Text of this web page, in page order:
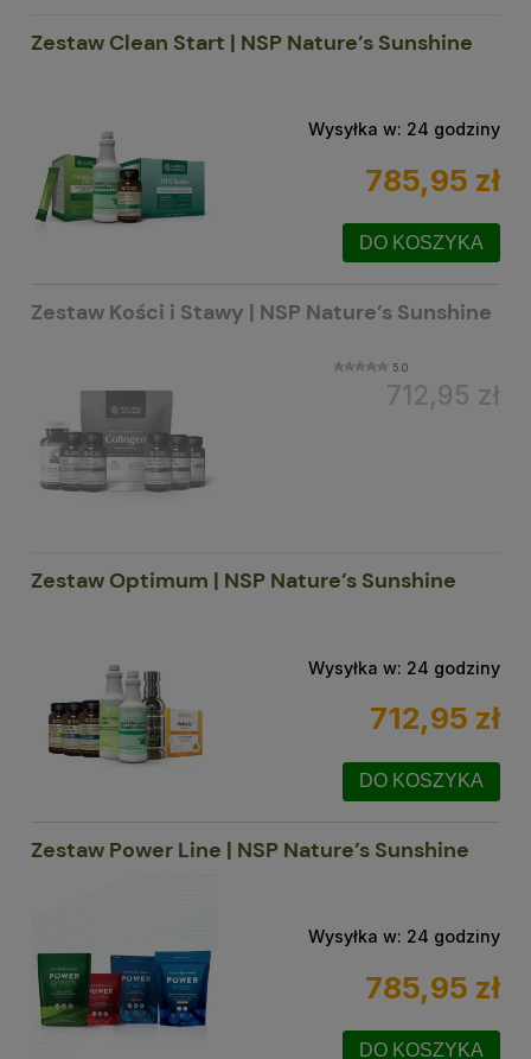
Zestaw Clean Start | NSP Nature’s Sunshine
Wysyłka w: 24 godziny
785,95 zł
DO KOSZYKA
Zestaw Kości i Stawy | NSP Nature’s Sunshine
5.0
712,95 zł
Zestaw Optimum | NSP Nature’s Sunshine
Wysyłka w: 24 godziny
712,95 zł
DO KOSZYKA
Zestaw Power Line | NSP Nature’s Sunshine
Wysyłka w: 24 godziny
785,95 zł
DO KOSZYKA